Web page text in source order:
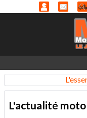
L'actualité